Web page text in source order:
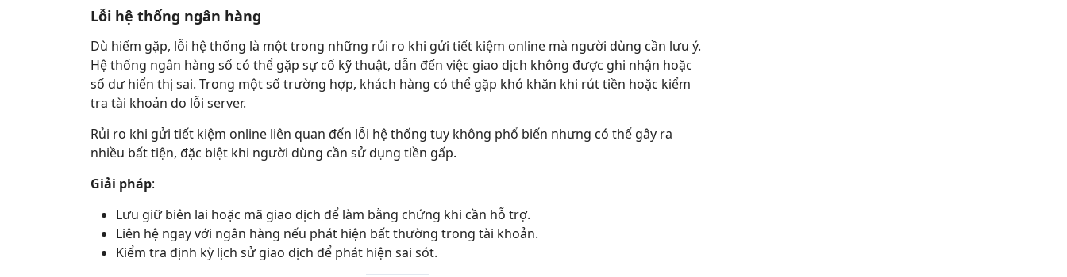
Lỗi hệ thống ngân hàng
Dù hiếm gặp, lỗi hệ thống là một trong những rủi ro khi gửi tiết kiệm online mà người dùng cần lưu ý.
Hệ thống ngân hàng số có thể gặp sự cố kỹ thuật, dẫn đến việc giao dịch không được ghi nhận hoặc
số dư hiển thị sai. Trong một số trường hợp, khách hàng có thể gặp khó khăn khi rút tiền hoặc kiểm
tra tài khoản do lỗi server.
Rủi ro khi gửi tiết kiệm online liên quan đến lỗi hệ thống tuy không phổ biến nhưng có thể gây ra
nhiều bất tiện, đặc biệt khi người dùng cần sử dụng tiền gấp.
Giải pháp:
Lưu giữ biên lai hoặc mã giao dịch để làm bằng chứng khi cần hỗ trợ.
Liên hệ ngay với ngân hàng nếu phát hiện bất thường trong tài khoản.
Kiểm tra định kỳ lịch sử giao dịch để phát hiện sai sót.